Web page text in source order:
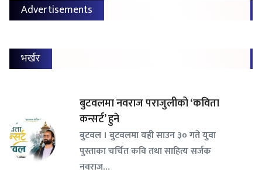
Advertisements
भर्खर
बुटवलमा नवराज पराजुलीको ‘कविता
कन्सर्ट’ हुने
बुटवल । बुटवलमा यही साउन ३० गते युवा
पुस्ताका चर्चित कवि तथा साहित्य सर्जक
नवराज…